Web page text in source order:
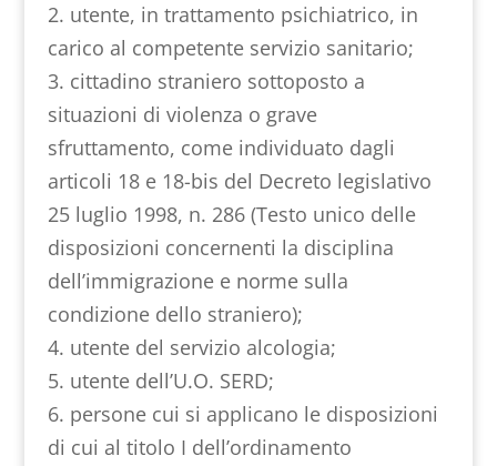
2. utente, in trattamento psichiatrico, in
carico al competente servizio sanitario;
3. cittadino straniero sottoposto a
situazioni di violenza o grave
sfruttamento, come individuato dagli
articoli 18 e 18-bis del Decreto legislativo
25 luglio 1998, n. 286 (Testo unico delle
disposizioni concernenti la disciplina
dell’immigrazione e norme sulla
condizione dello straniero);
4. utente del servizio alcologia;
5. utente dell’U.O. SERD;
6. persone cui si applicano le disposizioni
di cui al titolo I dell’ordinamento